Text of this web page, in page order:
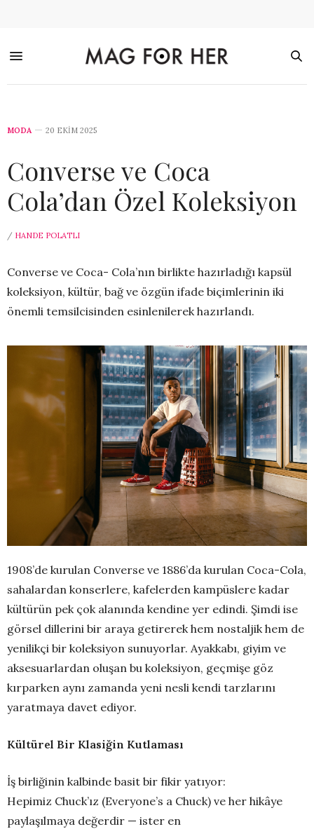
MODA 20 EKIM 2025
Converse ve Coca
Cola’dan Özel Koleksiyon
/ HANDE POLATLI
Converse ve Coca- Cola’nın birlikte hazırladığı kapsül
koleksiyon, kültür, bağ ve özgün ifade biçimlerinin iki
önemli temsilcisinden esinlenilerek hazırlandı.
1908’de kurulan Converse ve 1886’da kurulan Coca-Cola,
sahalardan konserlere, kafelerden kampüslere kadar
kültürün pek çok alanında kendine yer edindi. Şimdi ise
görsel dillerini bir araya getirerek hem nostaljik hem de
yenilikçi bir koleksiyon sunuyorlar. Ayakkabı, giyim ve
aksesuarlardan oluşan bu koleksiyon, geçmişe göz
kırparken aynı zamanda yeni nesli kendi tarzlarını
yaratmaya davet ediyor.
Kültürel Bir Klasiğin Kutlaması
İş birliğinin kalbinde basit bir fikir yatıyor:
Hepimiz Chuck’ız (Everyone’s a Chuck) ve her hikâye
paylaşılmaya değerdir — ister en